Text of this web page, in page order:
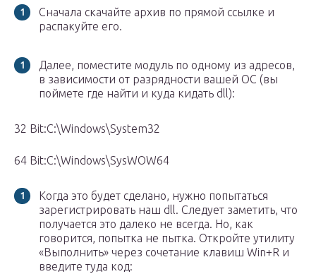
Сначала скачайте архив по прямой ссылке и
распакуйте его.
Далее, поместите модуль по одному из адресов,
в зависимости от разрядности вашей ОС (вы
поймете где найти и куда кидать dll):
32 Bit:C:\Windows\System32
64 Bit:C:\Windows\SysWOW64
Когда это будет сделано, нужно попытаться
зарегистрировать наш dll. Следует заметить, что
получается это далеко не всегда. Но, как
говорится, попытка не пытка. Откройте утилиту
«Выполнить» через сочетание клавиш Win+R и
введите туда код: